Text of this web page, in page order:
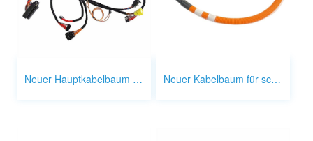
Neuer Hauptkabelbaum für Energie Neuer Kabelbaum für schwere Lkw mit neuer Energie